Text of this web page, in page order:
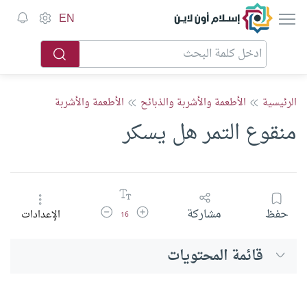
إسلام أون لاين EN
الرئيسية الأطعمة والأشربة والذبائح الأطعمة والأشربة
منقوع التمر هل يسكر
حفظ مشاركة زيادة حجم الخط
16 تقليل حجم الخطالإعدادات
قائمة المحتويات